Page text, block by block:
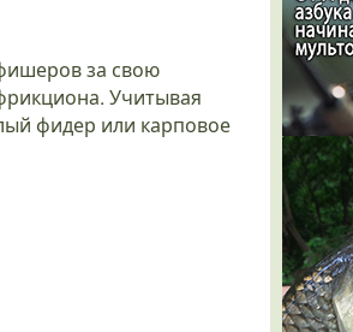
за свою
Учитывая
фидер или карповое